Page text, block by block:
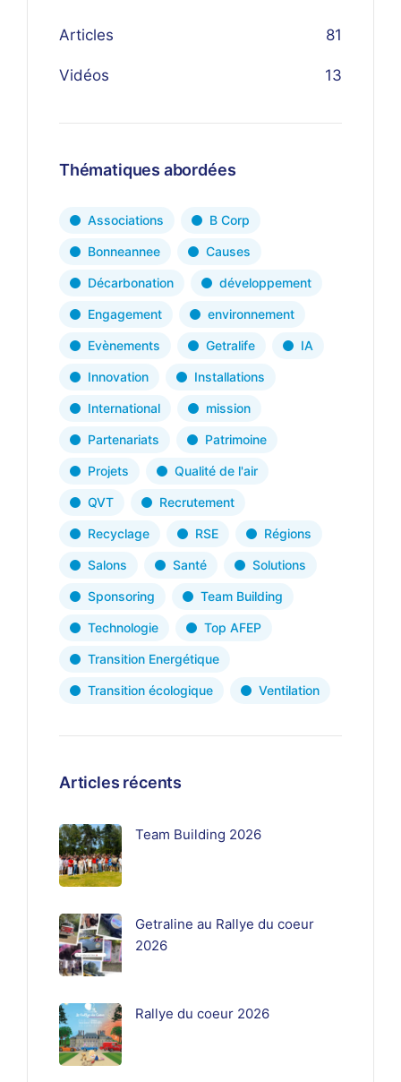
Articles 81
Vidéos 13
Thématiques abordées
Associations B Corp
Bonneannee Causes
Décarbonation développement
Engagement environnement
Evènements Getralife IA
Innovation Installations
International mission
Partenariats Patrimoine
Projets Qualité de l'air
QVT Recrutement
Recyclage RSE Régions
Salons Santé Solutions
Sponsoring Team Building
Technologie Top AFEP
Transition Energétique
Transition écologique Ventilation
Articles récents
Team Building 2026
Getraline au Rallye du coeur
2026
Rallye du coeur 2026